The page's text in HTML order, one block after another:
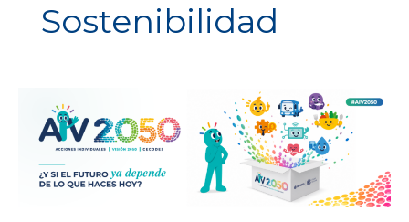
Sostenibilidad
lanza
AIV2050,
iniciativa